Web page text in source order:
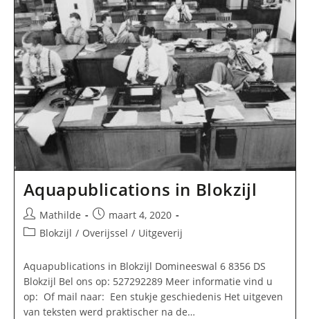
Aquapublications in Blokzijl
Bericht
auteur:
Mathilde
Bericht
gepubliceerd
maart 4, 2020
Berichtcategorie:
Blokzijl / Overijssel / Uitgeverij
Aquapublications in Blokzijl Domineeswal 6 8356 DS
Blokzijl Bel ons op: 527292289 Meer informatie vind u
op: Of mail naar: Een stukje geschiedenis Het uitgeven
van teksten werd praktischer na de…